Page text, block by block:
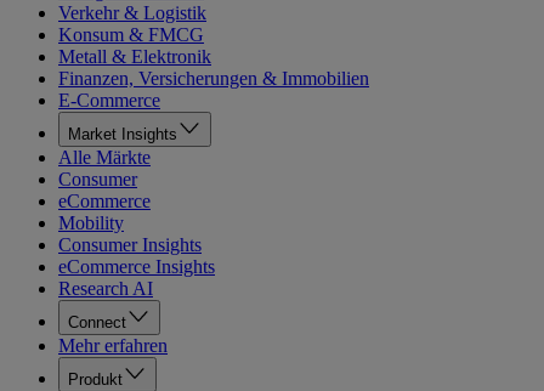
Verkehr & Logistik
Konsum & FMCG
Metall & Elektronik
Finanzen, Versicherungen & Immobilien
E-Commerce
Market Insights
Alle Märkte
Consumer
eCommerce
Mobility
Consumer Insights
eCommerce Insights
Research AI
Connect
Mehr erfahren
Produkt